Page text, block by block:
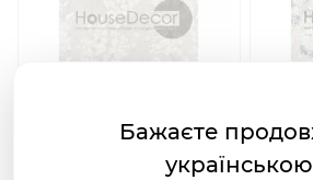
Шпалери Sintra Premiere
Vision vol.2 840115
Бажаєте